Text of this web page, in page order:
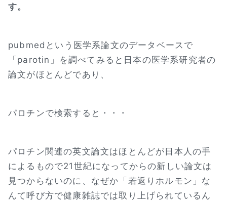
す。
pubmedという医学系論文のデータベースで
「parotin」を調べてみると日本の医学系研究者の
論文がほとんどであり、
パロチンで検索すると・・・
パロチン関連の英文論文はほとんどが日本人の手
によるもので21世紀になってからの新しい論文は
見つからないのに、なぜか「若返りホルモン」な
んて呼び方で健康雑誌では取り上げられているん